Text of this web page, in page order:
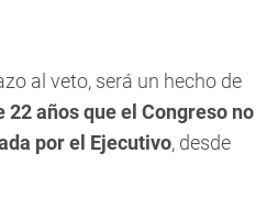
al veto, será un hecho de
22 años que el Congreso no
por el Ejecutivo, desde